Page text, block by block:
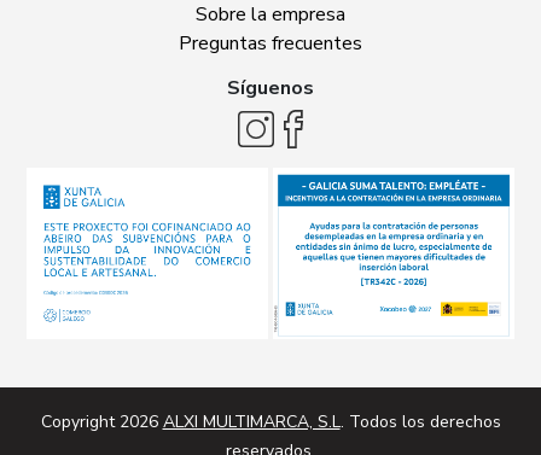
Sobre la empresa
Preguntas frecuentes
Síguenos
Copyright 2026 ALXI MULTIMARCA, S.L. Todos los derechos